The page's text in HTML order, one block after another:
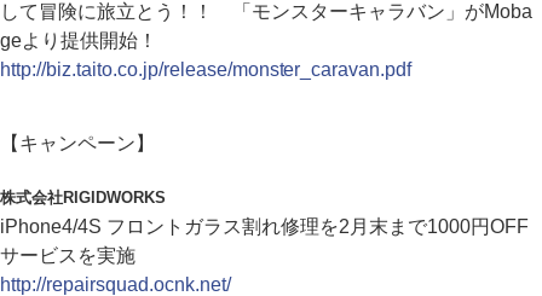
して冒険に旅立とう！！ 「モンスターキャラバン」がMoba
geより提供開始！
http://biz.taito.co.jp/release/monster_caravan.pdf
【キャンペーン】
株式会社RIGIDWORKS
iPhone4/4S フロントガラス割れ修理を2月末まで1000円OFF
サービスを実施
http://repairsquad.ocnk.net/